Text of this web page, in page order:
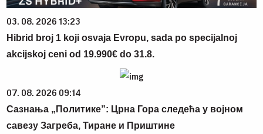
03. 08. 2026 13:23
Hibrid broj 1 koji osvaja Evropu, sada po specijalnoj
akcijskoj ceni od 19.990€ do 31.8.
07. 08. 2026 09:14
Сазнања „Политике”: Црна Гора следећа у војном
савезу Загреба, Тиране и Приштине